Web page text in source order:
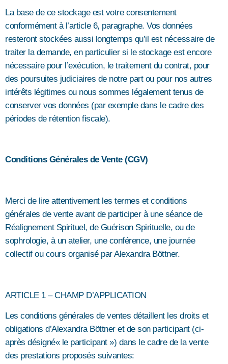
La base de ce stockage est votre consentement
conformément à l’article 6, paragraphe. Vos données
resteront stockées aussi longtemps qu’il est nécessaire de
traiter la demande, en particulier si le stockage est encore
nécessaire pour l’exécution, le traitement du contrat, pour
des poursuites judiciaires de notre part ou pour nos autres
intérêts légitimes ou nous sommes légalement tenus de
conserver vos données (par exemple dans le cadre des
périodes de rétention fiscale).
Conditions Générales de Vente (CGV)
Merci de lire attentivement les termes et conditions
générales de vente avant de participer à une séance de
Réalignement Spirituel, de Guérison Spirituelle, ou de
sophrologie, à un atelier, une conférence, une journée
collectif ou cours organisé par Alexandra Böttner.
ARTICLE 1 – CHAMP D’APPLICATION
Les conditions générales de ventes détaillent les droits et
obligations d’Alexandra Böttner et de son participant (ci-
après désigné« le participant ») dans le cadre de la vente
des prestations proposés suivantes: